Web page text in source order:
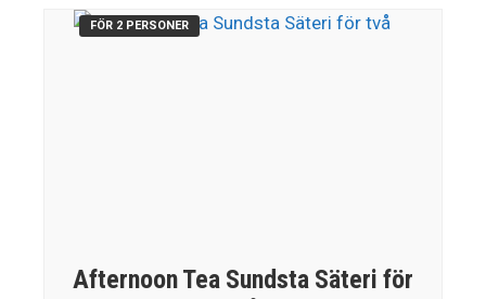
FÖR 2 PERSONER
Afternoon Tea Sundsta Säteri för